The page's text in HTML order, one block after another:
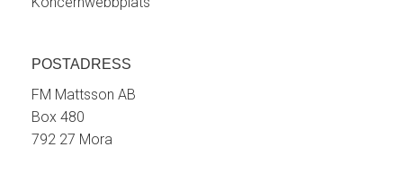
POSTADRESS
FM Mattsson AB
Box 480
792 27 Mora